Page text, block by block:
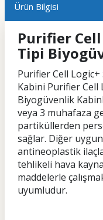
Ürün Bilgisi
Purifier Cell
Tipi
Purifier Cell Logic+
Kabini Purifier Cell
Biyogüvenlik
veya 3 muhafaza
partiküllerden
sağlar. Diğer
antineoplastik
tehlikeli hava
maddelerle
uyumludur.